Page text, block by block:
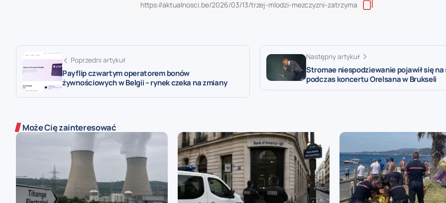
Poprzedni artykuł
Payflip czwartym operatorem bonów
żywnościowych w Belgii – rynek czeka na zmiany
Następny artykuł
Stromae niespodziewanie pojawił się
podczas koncertu Orelsana w Brukseli
Może Cię zainteresować